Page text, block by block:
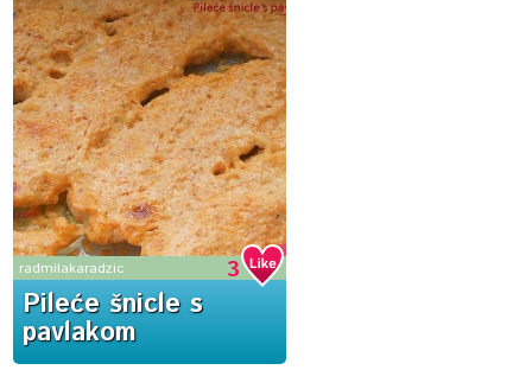
radmilakaradzic 3
Pileće šnicle s
pavlakom